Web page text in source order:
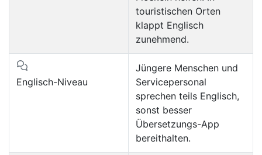
touristischen Orten
klappt Englisch
zunehmend.
Englisch-Niveau
Jüngere Menschen und
Servicepersonal
sprechen teils Englisch,
sonst besser
Übersetzungs-App
bereithalten.